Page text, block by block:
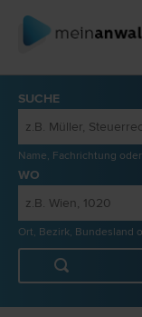
SUCHE
Name, Fachrichtung
WO
Ort, Bezirk, Bundesland